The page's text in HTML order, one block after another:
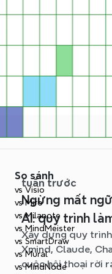
tuần trước
Ngừng mất
AI: quy trình
Xây dựng quy trình
Xmind, Claude,
cuộc hội thoại rời
So sánh
vs Visio
vs Miro
vs Milanote
vs MindMeister
vs SmartDraw
vs Mural
vs MindNode